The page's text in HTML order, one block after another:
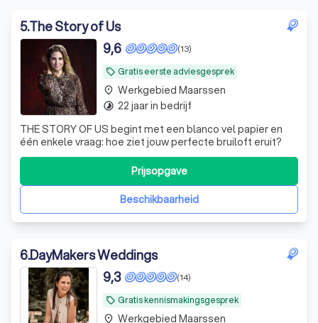
5.The Story of Us
local_offer Gratis eerste adviesgesprek
(13)
9,6
THE STORY OF US begint met een blanco vel papier en
één enkele vraag: hoe ziet jouw perfecte bruiloft eruit?
Beschikbaarheid
Prijsopgave
place Werkgebied Maarssen
timelapse 22 jaar in bedrijf
6.DayMakers Weddings
local_offer Gratis kennismakingsgesprek
(14)
9,3
place Werkgebied Maarssen